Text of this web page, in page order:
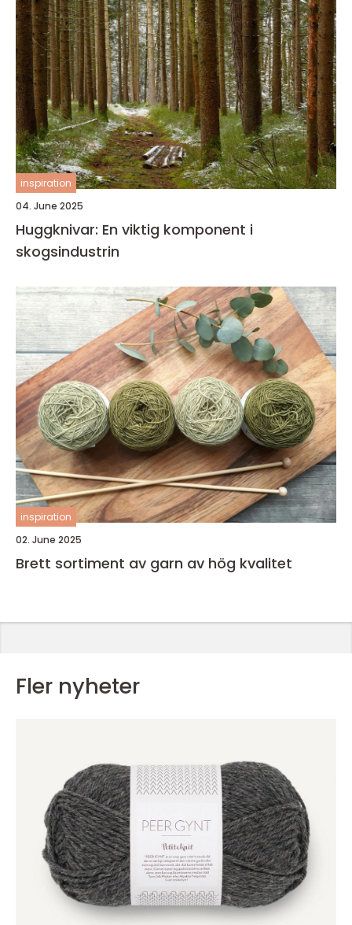
inspiration
04. June 2025
Huggknivar: En viktig komponent i
skogsindustrin
inspiration
02. June 2025
Brett sortiment av garn av hög kvalitet
Fler nyheter